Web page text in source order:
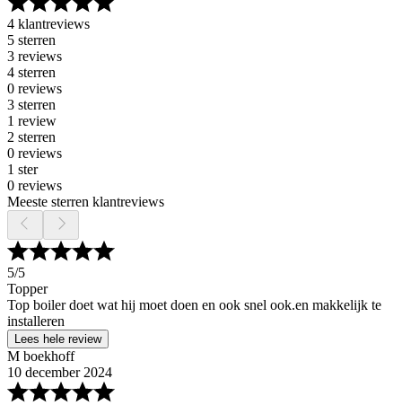
4 klantreviews
5 sterren
3 reviews
4 sterren
0 reviews
3 sterren
1 review
2 sterren
0 reviews
1 ster
0 reviews
Meeste sterren klantreviews
5/5
Topper
Top boiler doet wat hij moet doen en ook snel ook.en makkelijk te
installeren
Lees hele review
M boekhoff
10 december 2024